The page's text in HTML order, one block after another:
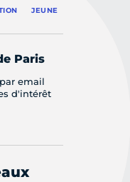
JEUNE
Paris
email
d'intérêt